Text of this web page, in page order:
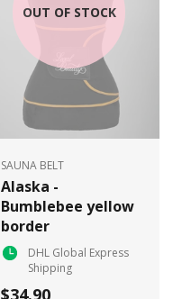
OUT OF STOCK
SAUNA BELT
Alaska -
Bumblebee yellow
border
DHL Global Express
Shipping
$34.90